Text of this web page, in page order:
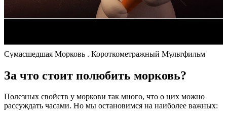
Сумасшедшая Морковь . Короткометражный Мультфильм
За что стоит полюбить морковь?
Полезных свойств у моркови так много, что о них можно
рассуждать часами. Но мы остановимся на наиболее важных: